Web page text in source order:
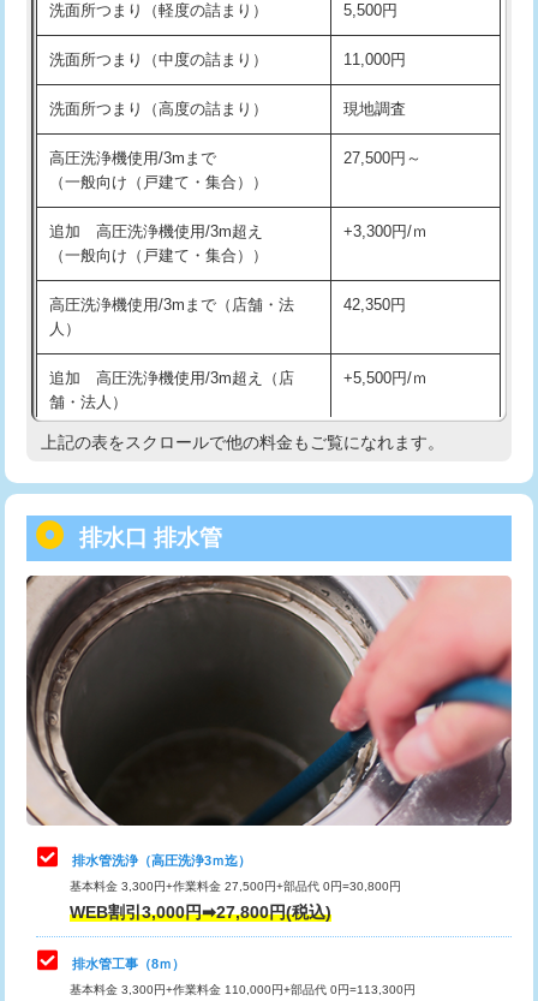
モルタル補修（厚さ10㎝超え） 38,500円
洗面台設置 38,500円
バスタブ設置 現場見積
追加人工 16,500円
廃棄・処分
※給水管工事は20mmまでの価格です。
持込商品取付（混合水栓） 16,500円
持込商品取付（浄水器・分岐水栓） 16,500円
給水管工事※（ホール加工) 16,500円
給水管工事※（バンド止め)
給水管工事※（支持金具設置) 5,500円
給水管工事※（保温材使用（バンド止
め込み）)
5,500円
給水管工事※（土の掘削・埋め戻し作
業)
11,000円
給水管工事※（塩ビ管（VP・HI）使
用/3ｍまで)
用（追加）/3ｍ超え)
給水管工事※（ライニング鋼管・銅
管・ポリ管・HT管使用/3ｍまで)
44,000円
給水管工事※（ライニング鋼管・銅
管・ポリ管・HT管使用/3ｍ超え)
+8,800円
排水管工事（土の掘削・埋め戻し作
業）
11,000円~
排水管工事（排水管工事/3ｍまで） 55,000円
排水管工事（追加 排水管工事/3ｍ超
え）
マス交換（土の掘削・埋め戻し作業）
マス交換（深さ50㎝未満）
洗面所つまり（軽度の詰まり） 5,500円
洗面所つまり（中度の詰まり） 11,000円
洗面所つまり（高度の詰まり） 現地調査
高圧洗浄機使用/3mまで
（一般向け（戸建て・集合））
27,500円～
追加 高圧洗浄機使用/3m超え
（一般向け（戸建て・集合））
+3,300円/ｍ
高圧洗浄機使用/3mまで（店舗・法
人）
42,350円
追加 高圧洗浄機使用/3m超え（店
舗・法人）
+5,500円/ｍ
高度高圧洗浄換 現地調査
トーラー機使用/3mまで
追加トーラー機使用/3m超え +3,300円
カメラ調査 33,000円
桝清掃 8,800円
止水・漏水調査・防水処理・清掃・修
理・調整・分解・加工など（軽作業）
11,000円
止水・漏水調査・防水処理・清掃・修
理・調整・分解・加工など（中作業）
22,000円
止水・漏水調査・防水処理・清掃・修
理・調整・分解・加工など（重作業）
33,000円
その他部品の脱着
上記の表をスクロールで他の料金もご覧になれます。
排水口 排水管
排水管洗浄（高圧洗浄3ｍ迄）
基本料金 3,300円+作業料金 27,500円+部品代 0円=30,800円
WEB割引3,000円➡27,800円(税込)
排水管工事（8ｍ）
基本料金 3,300円+作業料金 110,000円+部品代 0円=113,300円